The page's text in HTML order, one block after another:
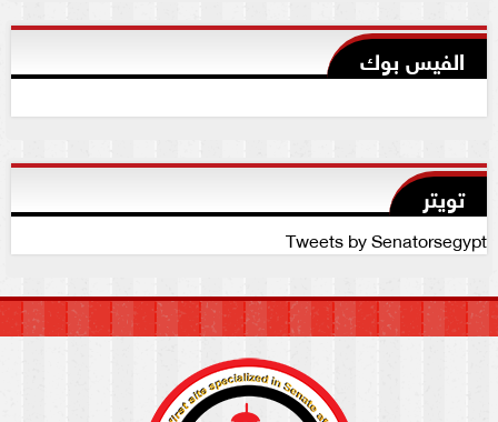
الفيس بوك
تويتر
Tweets by Senatorsegypt